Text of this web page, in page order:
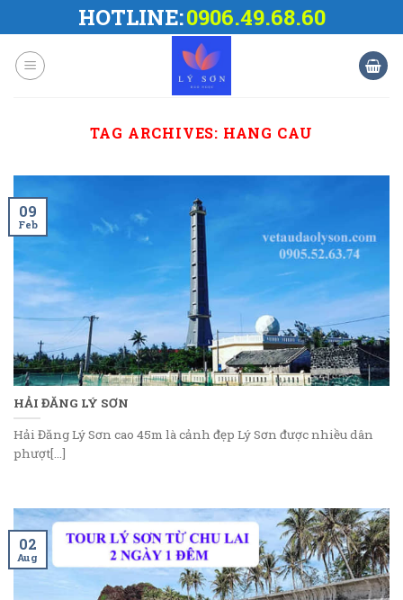
to
content
HOTLINE:0906.49.68.60
TAG ARCHIVES: HANG CAU
HẢI ĐĂNG LÝ SƠN
Hải Đăng Lý Sơn cao 45m là cảnh đẹp Lý Sơn được nhiều dân
phượt[...]
09
Feb
02
Aug